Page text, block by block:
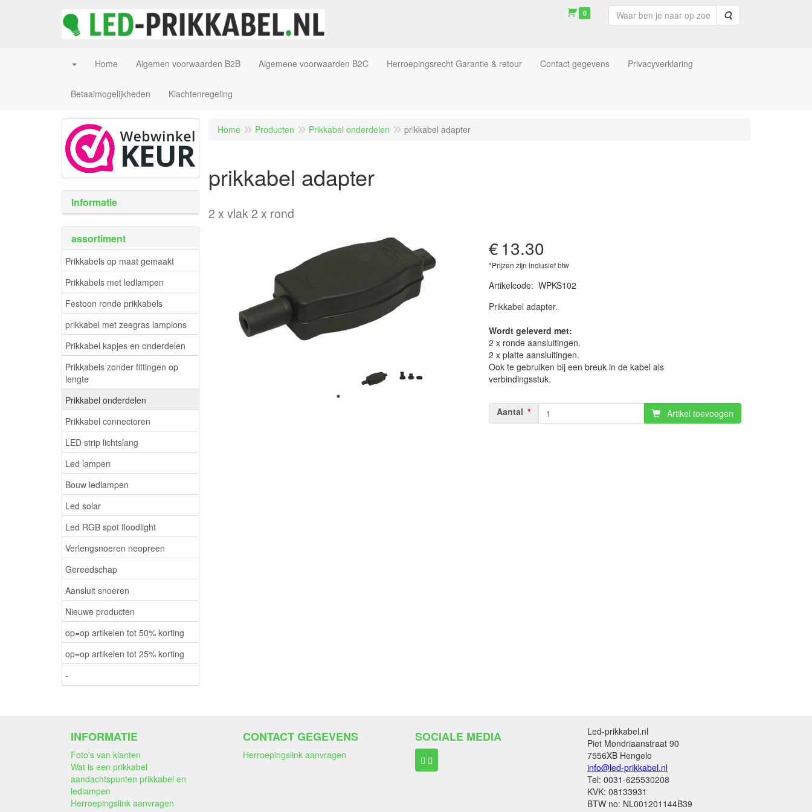
0 Zoeken
Home Algemen voorwaarden B2B Algemene voorwaarden B2C Herroepingsrecht Garantie & retour Contact gegevens Privacyverklaring
Betaalmogelijkheden Klachtenregeling
Informatie
assortiment
Prikkabels op maat gemaakt
Prikkabels met ledlampen
Festoon ronde prikkabels
prikkabel met zeegras lampions
Prikkabel kapjes en onderdelen
Prikkabels zonder fittingen op
lengte
Prikkabel onderdelen
Prikkabel connectoren
LED strip lichtslang
Led lampen
Bouw ledlampen
Led solar
Led RGB spot floodlight
Verlengsnoeren neopreen
Gereedschap
Aansluit snoeren
Nieuwe producten
op=op artikelen tot 50% korting
op=op artikelen tot 25% korting
-
Home Producten Prikkabel onderdelen prikkabel adapter
prikkabel adapter
2 x vlak 2 x rond
€13.30
*Prijzen zijn inclusief btw
Artikelcode: WPKS102
Prikkabel adapter.
Wordt geleverd met:
2 x ronde aansluitingen.
2 x platte aansluitingen.
Ook te gebruiken bij een breuk in de kabel als
verbindingsstuk.
Aantal Artikel toevoegen
INFORMATIE
Foto's van klanten
Wat is een prikkabel
aandachtspunten prikkabel en
ledlampen
Herroepingslink aanvragen
CONTACT GEGEVENS
Herroepingslink aanvragen
SOCIALE MEDIA
Led-prikkabel.nl
Piet Mondriaanstraat 90
7556XB Hengelo
info@led-prikkabel.nl
Tel: 0031-625530208
KVK: 08133931
BTW no: NL001201144B39